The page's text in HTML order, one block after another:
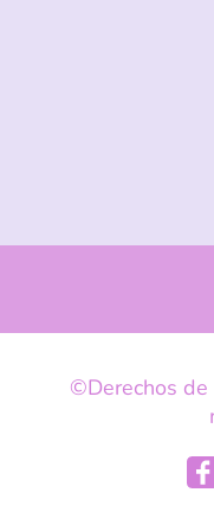
©Derechos de